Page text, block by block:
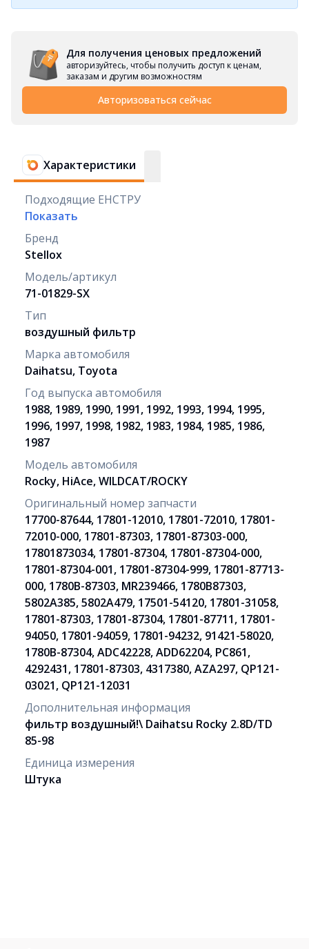
Для получения ценовых предложений
авторизуйтесь, чтобы получить доступ к ценам,
заказам и другим возможностям
Авторизоваться сейчас
Характеристики
Подходящие ЕНСТРУ
Показать
Бренд
Stellox
Модель/артикул
71-01829-SX
Тип
воздушный фильтр
Марка автомобиля
Daihatsu, Toyota
Год выпуска автомобиля
1988, 1989, 1990, 1991, 1992, 1993, 1994, 1995,
1996, 1997, 1998, 1982, 1983, 1984, 1985, 1986,
1987
Модель автомобиля
Rocky, HiAce, WILDCAT/ROCKY
Оригинальный номер запчасти
17700-87644, 17801-12010, 17801-72010, 17801-
72010-000, 17801-87303, 17801-87303-000,
17801873034, 17801-87304, 17801-87304-000,
17801-87304-001, 17801-87304-999, 17801-87713-
000, 1780B-87303, MR239466, 1780B87303,
5802A385, 5802A479, 17501-54120, 17801-31058,
17801-87303, 17801-87304, 17801-87711, 17801-
94050, 17801-94059, 17801-94232, 91421-58020,
1780B-87304, ADC42228, ADD62204, PC861,
4292431, 17801-87303, 4317380, AZA297, QP121-
03021, QP121-12031
Дополнительная информация
фильтр воздушный!\ Daihatsu Rocky 2.8D/TD
85-98
Единица измерения
Штука